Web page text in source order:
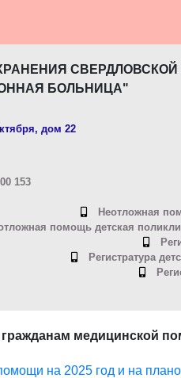
БОЛЬНИЦА"
дом 22
153
Неотложная
помощь детская
Регистратура
гражданам медицинской
на 2025 год и на